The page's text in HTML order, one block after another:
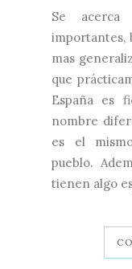
Se
importantes,
mas
que
España es
nombre
es el
pueblo.
tienen algo